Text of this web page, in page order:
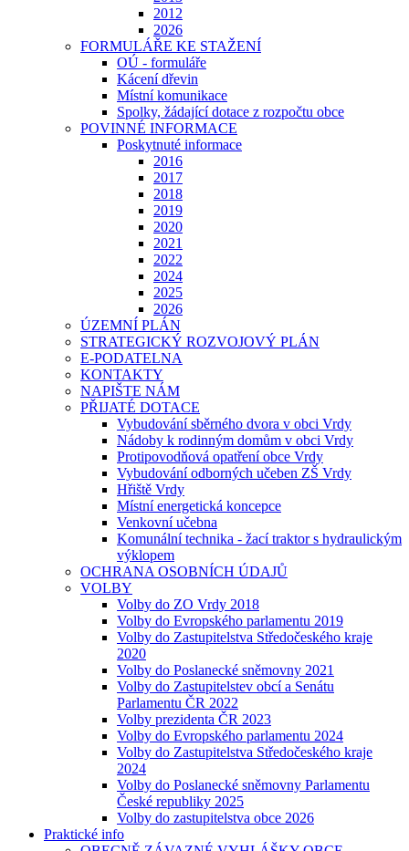
2012
2026
FORMULÁŘE KE STAŽENÍ
OÚ - formuláře
Kácení dřevin
Místní komunikace
Spolky, žádající dotace z rozpočtu obce
POVINNÉ INFORMACE
Poskytnuté informace
2016
2017
2018
2019
2020
2021
2022
2024
2025
2026
ÚZEMNÍ PLÁN
STRATEGICKÝ ROZVOJOVÝ PLÁN
E-PODATELNA
KONTAKTY
NAPIŠTE NÁM
PŘIJATÉ DOTACE
Vybudování sběrného dvora v obci Vrdy
Nádoby k rodinným domům v obci Vrdy
Protipovodňová opatření obce Vrdy
Vybudování odborných učeben ZŠ Vrdy
Hřiště Vrdy
Místní energetická koncepce
Venkovní učebna
Komunální technika - žací traktor s hydraulickým
výklopem
OCHRANA OSOBNÍCH ÚDAJŮ
VOLBY
Volby do ZO Vrdy 2018
Volby do Evropského parlamentu 2019
Volby do Zastupitelstva Středočeského kraje
2020
Volby do Poslanecké sněmovny 2021
Volby do Zastupitelstev obcí a Senátu
Parlamentu ČR 2022
Volby prezidenta ČR 2023
Volby do Evropského parlamentu 2024
Volby do Zastupitelstva Středočeského kraje
2024
Volby do Poslanecké sněmovny Parlamentu
České republiky 2025
Volby do zastupitelstva obce 2026
Praktické info